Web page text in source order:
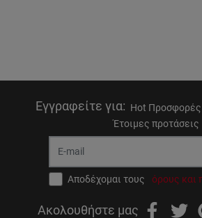
Εγγραφείτε για: Hot Προσφορές
Έτοιμες προτάσεις
Αποδέχομαι τους όρους και
Ακολουθήστε μας